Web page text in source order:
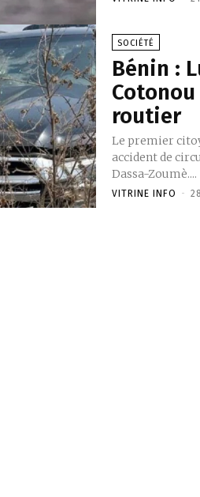
SOCIÉTÉ
Bénin :
routier
Le premier
accident de
Dassa-Zoumè....
VITRINE INFO -